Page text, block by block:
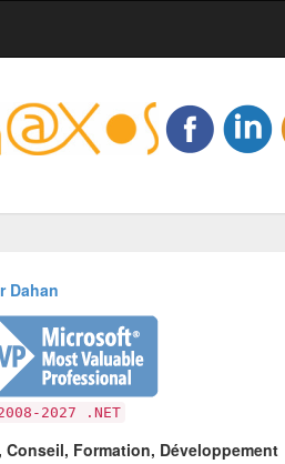
Dahan
2027 .NET
Conseil, Formation, Développement